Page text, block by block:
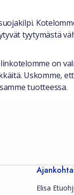
tyytymästä
on
Uskomme,
tuotteessa.
Elisa